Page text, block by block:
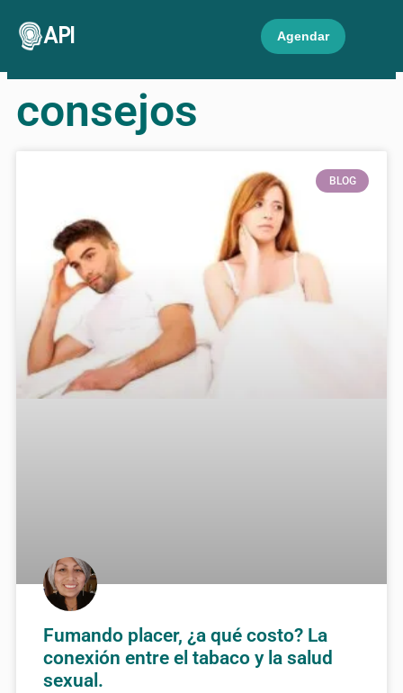
API Agendar
consejos
BLOG
Fumando placer, ¿a qué costo? La
conexión entre el tabaco y la salud
sexual.